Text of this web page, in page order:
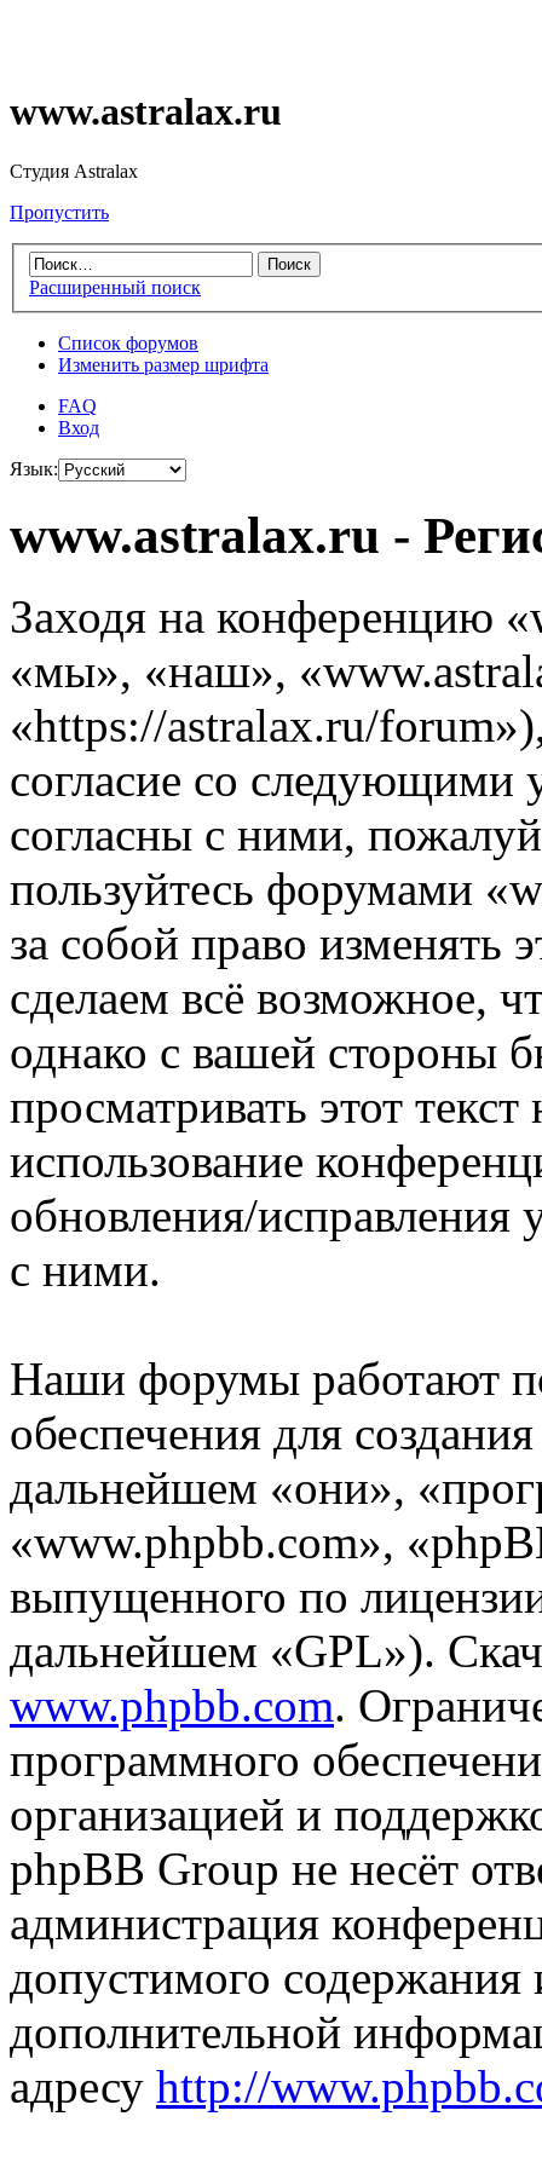
www.astralax.ru
Студия Astralax
Пропустить
Расширенный поиск
Список форумов
Изменить размер шрифта
FAQ
Вход
Язык:
www.astralax.ru -
Заходя на конференцию
«мы», «наш»,
«https://astralax.ru/
согласие со следующими
согласны с ними,
пользуйтесь форумами
за собой право изменять
сделаем всё возможное,
однако с вашей стороны
просматривать этот
использование
обновления/исправления
с ними.
Наши форумы работают
обеспечения для
дальнейшем «они»,
«www.phpbb.com»,
выпущенного по
дальнейшем «GPL»).
www.phpbb.com.
программного
организацией и
phpBB Group не несёт
администрация
допустимого
дополнительной
адресу http://